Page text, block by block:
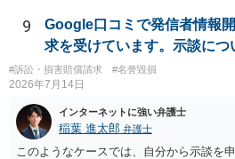
9
Google口コミで発信者情報
求を受けています。示談につ
#訴訟・損害賠償請求 #名誉毀損
2026年7月14日
インターネットに強い弁護士
稲葉 進太郎 弁護士
このようなケースでは、自分から示談を